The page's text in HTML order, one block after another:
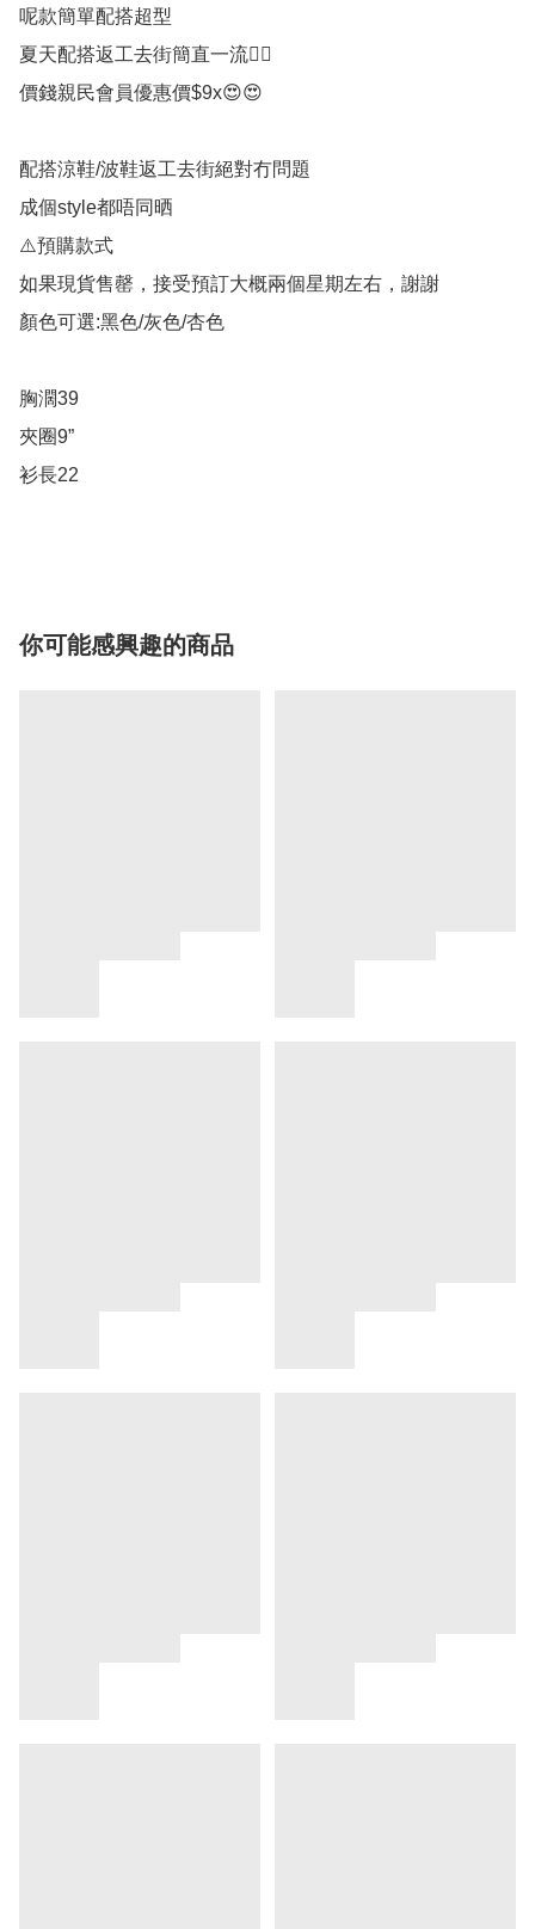
呢款簡單配搭超型
夏天配搭返工去街簡直一流👍🏻
價錢親民會員優惠價$9x😍😍
配搭涼鞋/波鞋返工去街絕對冇問題
成個style都唔同晒
⚠️預購款式
如果現貨售罄，接受預訂大概兩個星期左右，謝謝
顏色可選:黑色/灰色/杏色
胸濶39
夾圈9”
衫長22
你可能感興趣的商品